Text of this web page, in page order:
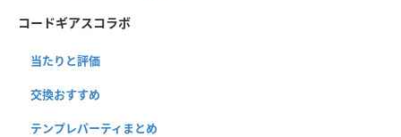
コードギアスコラボ
当たりと評価
交換おすすめ
テンプレパーティまとめ